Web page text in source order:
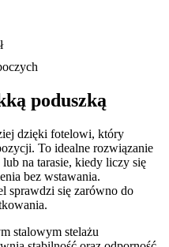
poduszką
dzięki fotelowi, który
To idealne rozwiązanie
na tarasie, kiedy liczy się
bez wstawania.
sprawdzi się zarówno do
stalowym stelażu